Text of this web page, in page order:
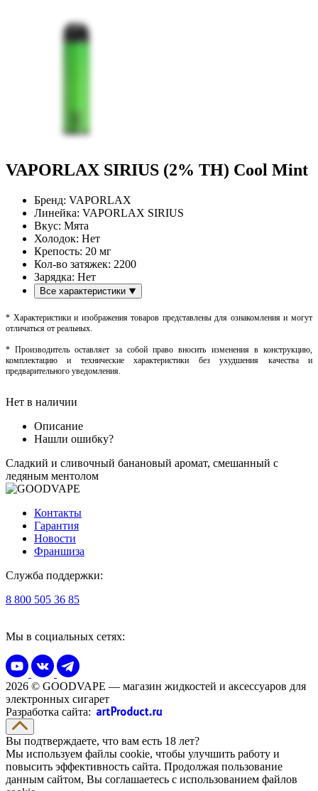
VAPORLAX SIRIUS (2% TH) Cool Mint
Бренд: VAPORLAX
Линейка: VAPORLAX SIRIUS
Вкус: Мята
Холодок: Нет
Крепость: 20 мг
Кол-во затяжек: 2200
Зарядка: Нет
Все характеристики
* Характеристики и изображения товаров представлены для ознакомления и могут
отличаться от реальных.
* Производитель оставляет за собой право вносить изменения в конструкцию,
комплектацию и технические характеристики без ухудшения качества и
предварительного уведомления.
Нет в наличии
Описание
Нашли ошибку?
Cладкий и сливочный банановый аромат, смешанный с
ледяным ментолом
Контакты
Гарантия
Новости
Франшиза
Служба поддержки:
8 800 505 36 85
Мы в социальных сетях:
2026 © GOODVAPE — магазин жидкостей и аксессуаров для
электронных сигарет
Разработка сайта:
Вы подтверждаете, что вам есть 18 лет?
Мы используем файлы cookie, чтобы улучшить работу и
повысить эффективность сайта. Продолжая пользование
данным сайтом, Вы соглашаетесь с использованием файлов